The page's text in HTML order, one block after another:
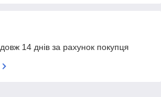
14 днів за рахунок покупця